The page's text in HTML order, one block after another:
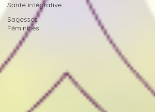
Santé intégrative
Sagesses
Féminines